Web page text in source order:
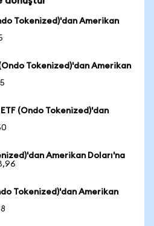
Tokenized)'dan Amerikan
Tokenized)'dan Amerikan
(Ondo Tokenized)'dan
Amerikan Doları'na
Tokenized)'dan Amerikan